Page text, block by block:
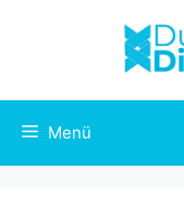
Menü